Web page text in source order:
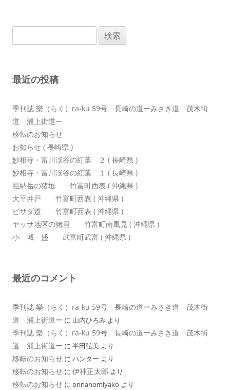
ン
索:
最近の投稿
季刊誌 樂（らく）ra-ku 59号 長崎の道ーみさき道 茂木街
道 浦上街道ー
移転のお知らせ
お知らせ ( 長崎県 )
妙相寺・富川渓谷の紅葉 ２ ( 長崎県 )
妙相寺・富川渓谷の紅葉 １ ( 長崎県 )
祖納岳の猪垣 竹富町西表 ( 沖縄県 )
大平井戸 竹富町西表 ( 沖縄県 )
ピサダ道 竹富町西表 ( 沖縄県 )
ヤッサ地区の猪垣 竹富町南風見 ( 沖縄県 )
小 城 盛 武富町武富 ( 沖縄県 )
最近のコメント
季刊誌 樂（らく）ra-ku 59号 長崎の道ーみさき道 茂木街
道 浦上街道ー に 山内ひろみ より
季刊誌 樂（らく）ra-ku 59号 長崎の道ーみさき道 茂木街
道 浦上街道ー に 半田弘美 より
移転のお知らせ に ハンター より
移転のお知らせ に 伊神正太郎 より
移転のお知らせ に onnanomiyako より